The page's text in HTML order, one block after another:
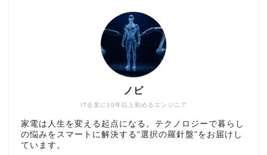
IT企業に10年以上勤めるエンジニア
ノビ
家電は人生を変える起点になる。テクノロジーで暮らし
の悩みをスマートに解決する“選択の羅針盤”をお届けし
ています。